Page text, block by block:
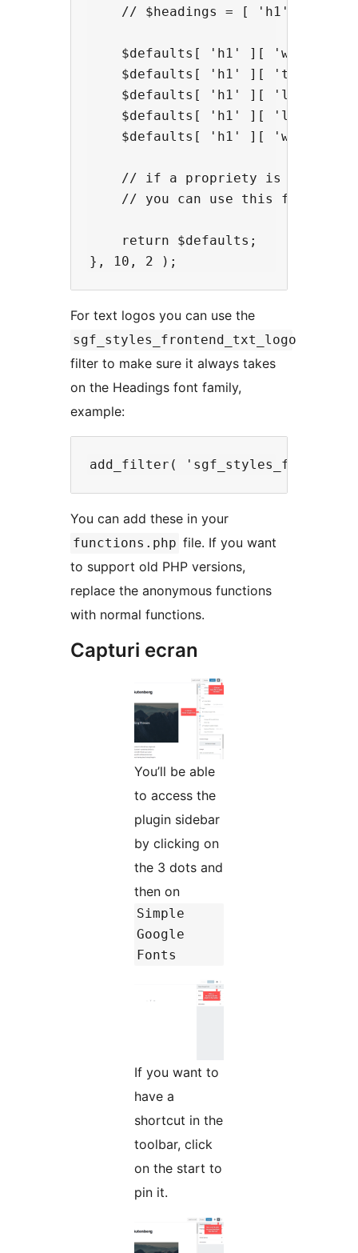
// $headings = [ 'h1', ...
$defaults[ 'h1' ][ 'wt' ] =
$defaults[ 'h1' ][ 'tt' ] =
$defaults[ 'h1' ][ 'lh' ] =
$defaults[ 'h1' ][ 'ls' ] =
$defaults[ 'h1' ][ 'ws' ] =
// if a propriety is left
// you can use this for
    return $defaults;
For text logos you can use the
sgf_styles_frontend_txt_logo
filter to make sure it always takes
on the Headings font family,
example:
You can add these in your
functions.php file. If you want
to support old PHP versions,
replace the anonymous functions
with normal functions.
Capturi ecran
You’ll be able
to access the
plugin sidebar
by clicking on
the 3 dots and
then on
Simple
Google
Fonts
If you want to
have a
shortcut in the
toolbar, click
on the start to
pin it.